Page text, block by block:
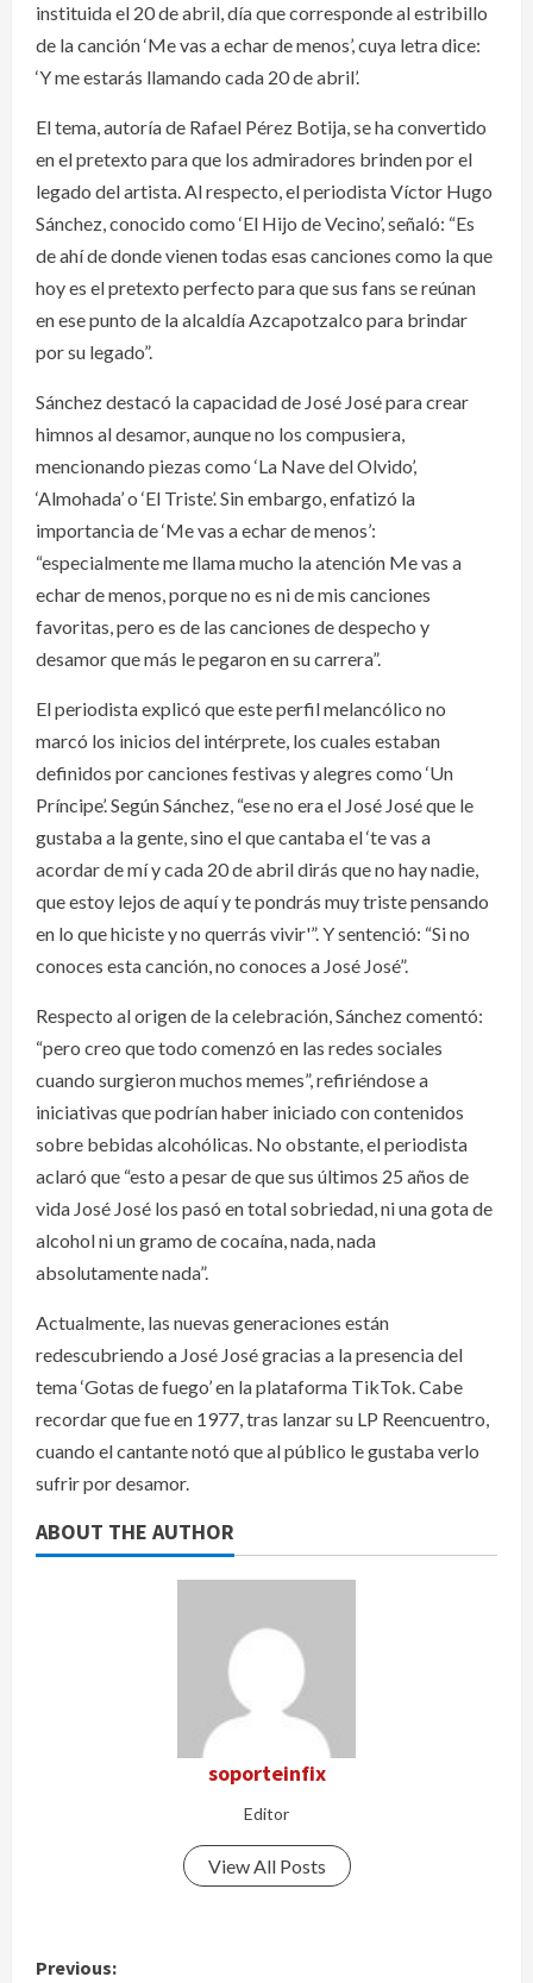
instituida el 20 de abril, día que corresponde al estribillo
de la canción ‘Me vas a echar de menos’, cuya letra dice:
‘Y me estarás llamando cada 20 de abril’.
El tema, autoría de Rafael Pérez Botija, se ha convertido
en el pretexto para que los admiradores brinden por el
legado del artista. Al respecto, el periodista Víctor Hugo
Sánchez, conocido como ‘El Hijo de Vecino’, señaló: “Es
de ahí de donde vienen todas esas canciones como la que
hoy es el pretexto perfecto para que sus fans se reúnan
en ese punto de la alcaldía Azcapotzalco para brindar
por su legado”.
Sánchez destacó la capacidad de José José para crear
himnos al desamor, aunque no los compusiera,
mencionando piezas como ‘La Nave del Olvido’,
‘Almohada’ o ‘El Triste’. Sin embargo, enfatizó la
importancia de ‘Me vas a echar de menos’:
“especialmente me llama mucho la atención Me vas a
echar de menos, porque no es ni de mis canciones
favoritas, pero es de las canciones de despecho y
desamor que más le pegaron en su carrera”.
El periodista explicó que este perfil melancólico no
marcó los inicios del intérprete, los cuales estaban
definidos por canciones festivas y alegres como ‘Un
Príncipe’. Según Sánchez, “ese no era el José José que le
gustaba a la gente, sino el que cantaba el ‘te vas a
acordar de mí y cada 20 de abril dirás que no hay nadie,
que estoy lejos de aquí y te pondrás muy triste pensando
en lo que hiciste y no querrás vivir'”. Y sentenció: “Si no
conoces esta canción, no conoces a José José”.
Respecto al origen de la celebración, Sánchez comentó:
“pero creo que todo comenzó en las redes sociales
cuando surgieron muchos memes”, refiriéndose a
iniciativas que podrían haber iniciado con contenidos
sobre bebidas alcohólicas. No obstante, el periodista
aclaró que “esto a pesar de que sus últimos 25 años de
vida José José los pasó en total sobriedad, ni una gota de
alcohol ni un gramo de cocaína, nada, nada
absolutamente nada”.
Actualmente, las nuevas generaciones están
redescubriendo a José José gracias a la presencia del
tema ‘Gotas de fuego’ en la plataforma TikTok. Cabe
recordar que fue en 1977, tras lanzar su LP Reencuentro,
cuando el cantante notó que al público le gustaba verlo
sufrir por desamor.
ABOUT THE AUTHOR
soporteinfix
Editor
View All Posts
P
Previous: